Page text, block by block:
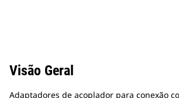
Visão Geral
Adaptadores de acoplador para conexão